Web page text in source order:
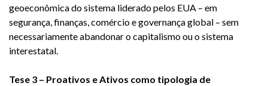
geoeconômica do sistema liderado pelos EUA – em
segurança, finanças, comércio e governança global – sem
necessariamente abandonar o capitalismo ou o sistema
interestatal.
Tese 3 – Proativos e Ativos como tipologia de